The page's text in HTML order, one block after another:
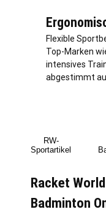
Flexible
Top-Marken
intensives
abgestimmt
RW-
Sportartikel
Racket
Badminton